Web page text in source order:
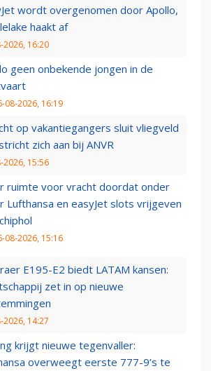
wordt overgenomen door Apollo,
haakt af
2026, 16:20
geen onbekende jongen in de
08-2026, 16:19
op vakantiegangers sluit vliegveld
zich aan bij ANVR
2026, 15:56
ruimte voor vracht doordat onder
Lufthansa en easyJet slots vrijgeven
08-2026, 15:16
E195-E2 biedt LATAM kansen:
zet in op nieuwe
2026, 14:27
krijgt nieuwe tegenvaller:
overweegt eerste 777-9’s te